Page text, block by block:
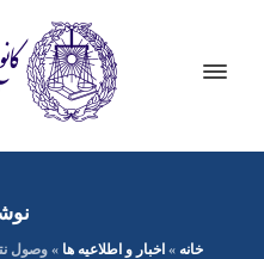
خانه » اخبار و اطلاعیه ها »وصول